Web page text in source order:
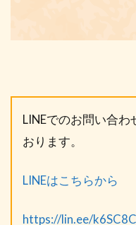
LINEでのお問い合
おります。
LINEはこちらから
https://lin.ee/